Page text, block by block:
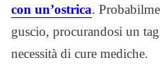
con un’ostrica.
guscio, procurandosi un
necessità di cure mediche.